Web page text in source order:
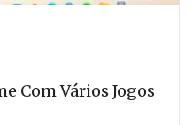
Com Vários Jogos